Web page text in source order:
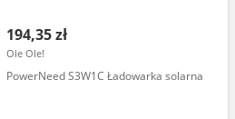
194,35 zł
Ole Ole!
PowerNeed S3W1C Ładowarka solarna